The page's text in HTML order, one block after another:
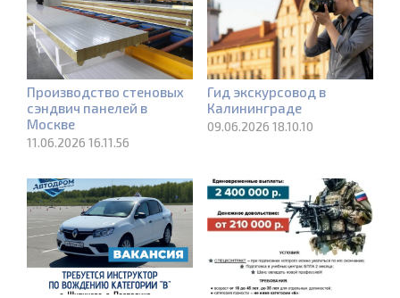
Производство стеновых
сэндвич панелей в
Москве
11.06.2026 16.11.56
Гид экскурсовод в
Калининграде
09.06.2026 18.10.10